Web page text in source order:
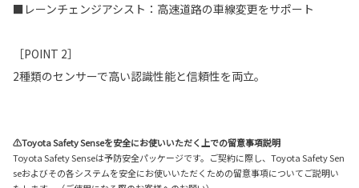
■レーンチェンジアシスト：高速道路の車線変更をサポート
［POINT 2］
2種類のセンサーで高い認識性能と信頼性を両立。
⚠Toyota Safety Senseを安全にお使いいただく上での留意事項説明
Toyota Safety Senseは予防安全パッケージです。ご契約に際し、Toyota Safety Sen
seおよびその各システムを安全にお使いいただくための留意事項についてご説明い